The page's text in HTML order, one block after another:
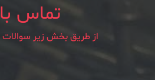
تماس
از طریق بخش زیر سوالات